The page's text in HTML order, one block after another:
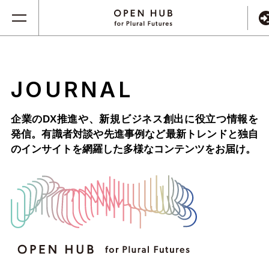
JOURNAL
企業のDX推進や、新規ビジネス創出に役立つ情報を
発信。有識者対談や先進事例など最新トレンドと独自
のインサイトを網羅した多様なコンテンツをお届け。